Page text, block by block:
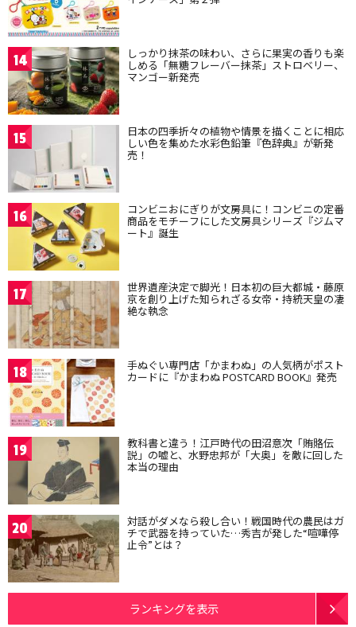
14 しっかり抹茶の味わい、さらに果実の香りも楽
しめる「無糖フレーバー抹茶」ストロベリー、
マンゴー新発売
15 日本の四季折々の植物や情景を描くことに相応
しい色を集めた水彩色鉛筆『色辞典』が新発
売！
16 コンビニおにぎりが文房具に！コンビニの定番
商品をモチーフにした文房具シリーズ『ジムマ
ート』誕生
17 世界遺産決定で脚光！日本初の巨大都城・藤原
京を創り上げた知られざる女帝・持統天皇の凄
絶な執念
18 手ぬぐい専門店「かまわぬ」の人気柄がポスト
カードに『かまわぬ POSTCARD BOOK』発売
19 教科書と違う！江戸時代の田沼意次「賄賂伝
説」の嘘と、水野忠邦が「大奥」を敵に回した
本当の理由
20 対話がダメなら殺し合い！戦国時代の農民はガ
チで武器を持っていた…秀吉が発した“喧嘩停
止令”とは？
ランキングを表示